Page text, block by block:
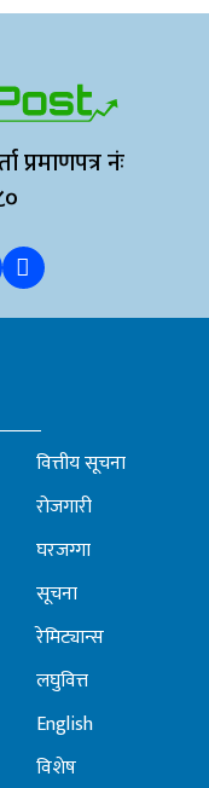
प्रमाणपत्र नंः
वित्तीय सूचना
रोजगारी
घरजग्गा
सूचना
रेमिट्यान्स
लघुवित्त
English
विशेष